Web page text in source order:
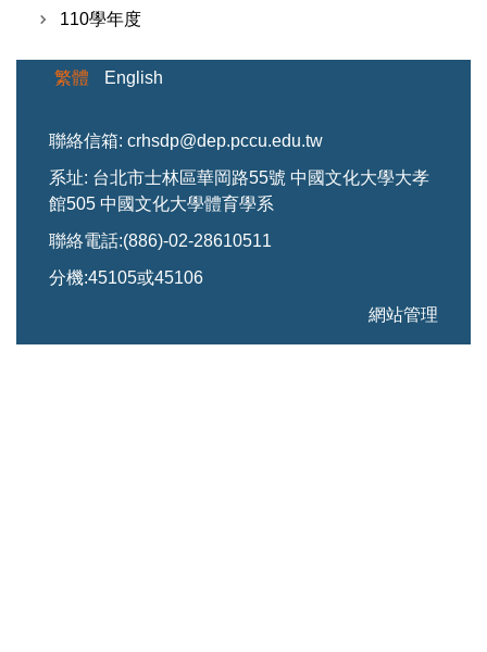
110學年度
繁體 English
聯絡信箱: crhsdp@dep.pccu.edu.tw
系址: 台北市士林區華岡路55號 中國文化大學大孝
館505 中國文化大學體育學系
聯絡電話:(886)-02-28610511
分機:45105或45106
網站管理